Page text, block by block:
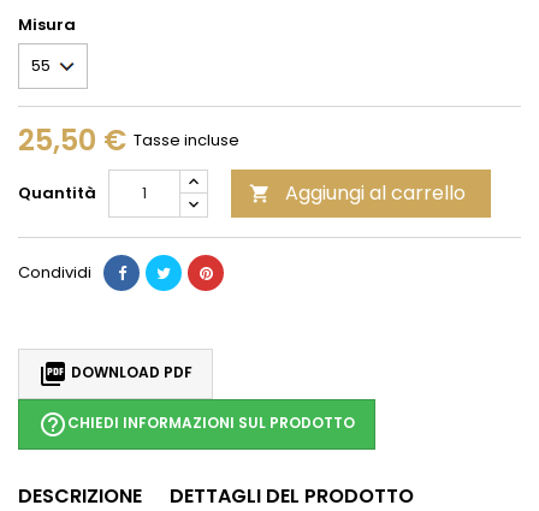
Misura
25,50 € Tasse incluse
Quantità  Aggiungi al carrello
Condividi
 DOWNLOAD PDF
help_outlineCHIEDI INFORMAZIONI SUL PRODOTTO
DESCRIZIONE
DETTAGLI DEL PRODOTTO